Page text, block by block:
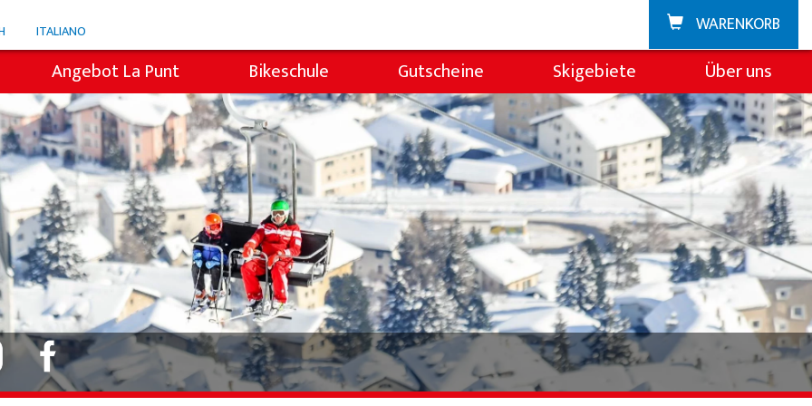
ITALIANO WARENKORB
Angebot La Punt
Snowli Kids Village
Kinderunterricht
Privatunterricht
Willy's Skiverleih
Colani Skiverleih
Skitickets La Punt
Bikeschule Gutscheine
Skigebiete
Zuoz
La Punt
Über uns
Über die
Team
Demoteam
Partner &
FAQ
Jobs